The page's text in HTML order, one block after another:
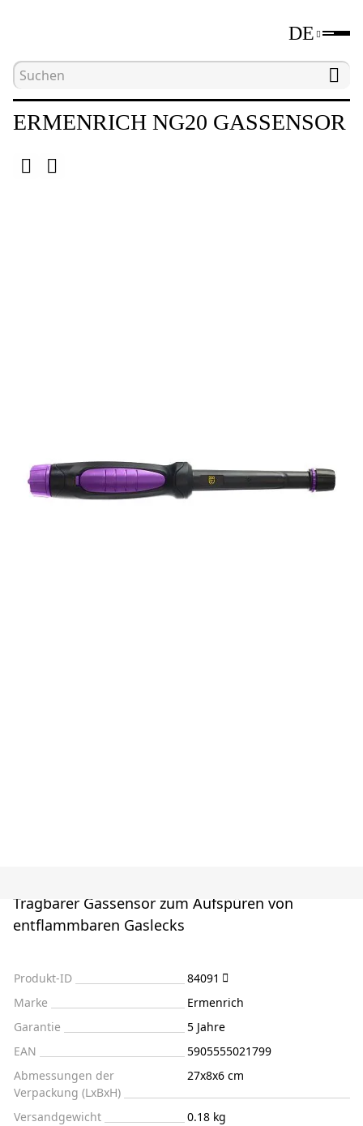
DE
Hauptseite Geräte für
ERMENRICH NG20 GASSENSOR
Tragbarer Gassensor zum Aufspüren von
entflammbaren Gaslecks
Produkt-ID
84091
Marke
Ermenrich
Garantie
5 Jahre
EAN
5905555021799
Abmessungen der
Verpackung (LxBxH)
27x8x6 cm
Versandgewicht 0.18 kg